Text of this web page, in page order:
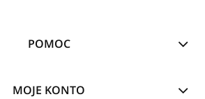
POMOC
MOJE KONTO